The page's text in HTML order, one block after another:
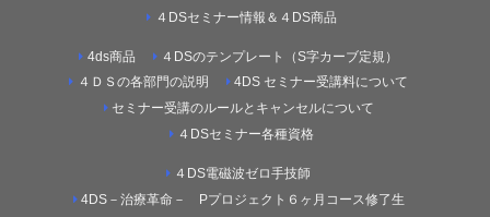
４DSセミナー情報＆４DS商品
4ds商品
４DSのテンプレート（S字カーブ定規）
４ＤＳの各部門の説明
4DS セミナー受講料について
セミナー受講のルールとキャンセルについて
４DSセミナー各種資格
４DS電磁波ゼロ手技師
4DS－治療革命－ Pプロジェクト６ヶ月コース修了生